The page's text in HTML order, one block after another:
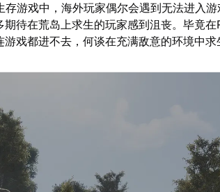
存游戏中，海外玩家偶尔会遇到无法进入
期待在荒岛上求生的玩家感到沮丧。毕竟
游戏都进不去，何谈在充满敌意的环境中求